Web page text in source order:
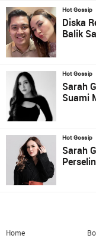
Hot Gossip
Diska
Balik
Hot Gossip
Sarah
Suami
Hot Gossip
Sarah
Home